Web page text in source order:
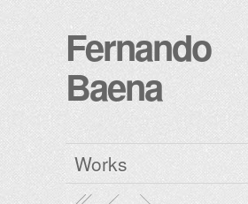
Fernando
Baena
Works